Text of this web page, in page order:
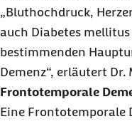
„Bluthochdruck,
auch Diabetes
bestimmenden
Demenz“, erläutert Dr.
Frontotemporale
Eine Frontotemporale